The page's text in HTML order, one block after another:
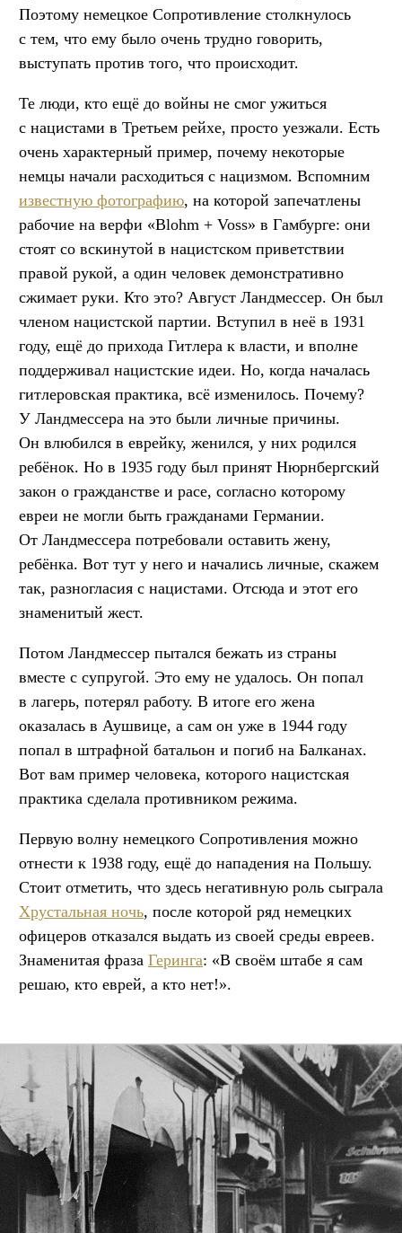
Поэтому немецкое Сопротивление столкнулось
с тем, что ему было очень трудно говорить,
выступать против того, что происходит.
Те люди, кто ещё до войны не смог ужиться
с нацистами в Третьем рейхе, просто уезжали. Есть
очень характерный пример, почему некоторые
немцы начали расходиться с нацизмом. Вспомним
известную фотографию, на которой запечатлены
рабочие на верфи «Blohm + Voss» в Гамбурге: они
стоят со вскинутой в нацистском приветствии
правой рукой, а один человек демонстративно
сжимает руки. Кто это? Август Ландмессер. Он был
членом нацистской партии. Вступил в неё в 1931
году, ещё до прихода Гитлера к власти, и вполне
поддерживал нацистские идеи. Но, когда началась
гитлеровская практика, всё изменилось. Почему?
У Ландмессера на это были личные причины.
Он влюбился в еврейку, женился, у них родился
ребёнок. Но в 1935 году был принят Нюрнбергский
закон о гражданстве и расе, согласно которому
евреи не могли быть гражданами Германии.
От Ландмессера потребовали оставить жену,
ребёнка. Вот тут у него и начались личные, скажем
так, разногласия с нацистами. Отсюда и этот его
знаменитый жест.
Потом Ландмессер пытался бежать из страны
вместе с супругой. Это ему не удалось. Он попал
в лагерь, потерял работу. В итоге его жена
оказалась в Аушвице, а сам он уже в 1944 году
попал в штрафной батальон и погиб на Балканах.
Вот вам пример человека, которого нацистская
практика сделала противником режима.
Первую волну немецкого Сопротивления можно
отнести к 1938 году, ещё до нападения на Польшу.
Стоит отметить, что здесь негативную роль сыграла
Хрустальная ночь, после которой ряд немецких
офицеров отказался выдать из своей среды евреев.
Знаменитая фраза Геринга: «В своём штабе я сам
решаю, кто еврей, а кто нет!».